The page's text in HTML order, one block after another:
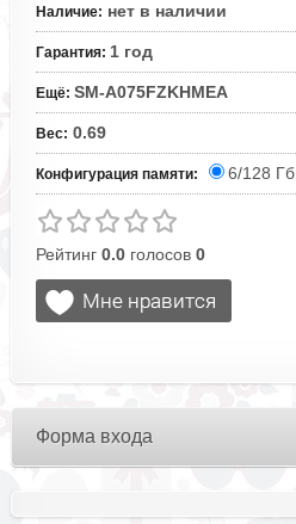
Наличие: нет в наличии
Гарантия: 1 год
Ещё: SM-A075FZKHMEA
Вес: 0.69
Конфигурация памяти: 6/128 Гб
Рейтинг 0.0голосов 0
Форма входа